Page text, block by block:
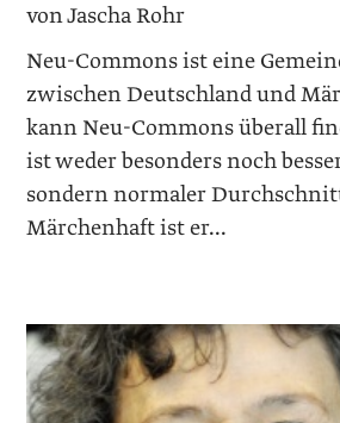
von Jascha Rohr
Neu-Commons ist eine
zwischen Deutschland und
kann Neu-Commons überall
ist weder besonders noch
sondern normaler
Märchenhaft ist er...